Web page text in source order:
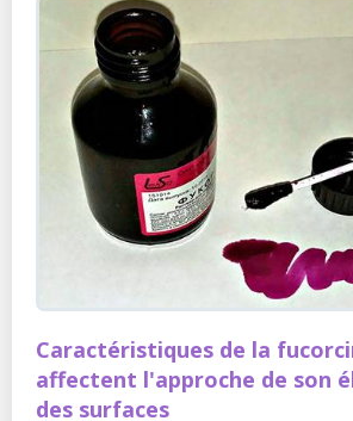
Caractéristiques de la
affectent l'approche de son
des surfaces